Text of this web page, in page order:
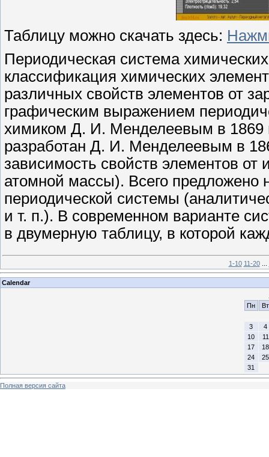
Таблицу можно скачать здесь:
Периодическая система
классификация химических
различных свойств элементов от
графическим выражением
химиком Д. И. Менделеевым в 1869
разработан Д. И. Менделеевым в
зависимость свойств элементов от
атомной массы). Всего предложено
периодической системы
и т. п.). В современном варианте
в двумерную таблицу, в которой
1-10 11-20
Calendar
Пн
Вт
3
4
10
11
17
18
24
25
31
Полная версия сайта